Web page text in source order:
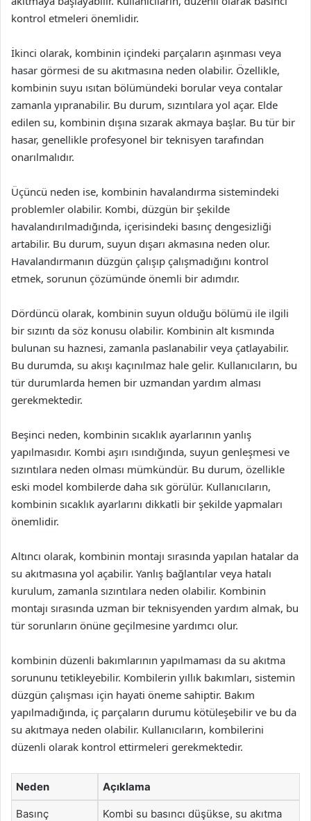
kontrol etmeleri önemlidir.
İkinci olarak, kombinin içindeki parçaların aşınması veya
hasar görmesi de su akıtmasına neden olabilir. Özellikle,
kombinin suyu ısıtan bölümündeki borular veya contalar
zamanla yıpranabilir. Bu durum, sızıntılara yol açar. Elde
edilen su, kombinin dışına sızarak akmaya başlar. Bu tür bir
hasar, genellikle profesyonel bir teknisyen tarafından
onarılmalıdır.
Üçüncü neden ise, kombinin havalandırma sistemindeki
problemler olabilir. Kombi, düzgün bir şekilde
havalandırılmadığında, içerisindeki basınç dengesizliği
artabilir. Bu durum, suyun dışarı akmasına neden olur.
Havalandırmanın düzgün çalışıp çalışmadığını kontrol
etmek, sorunun çözümünde önemli bir adımdır.
Dördüncü olarak, kombinin suyun olduğu bölümü ile ilgili
bir sızıntı da söz konusu olabilir. Kombinin alt kısmında
bulunan su haznesi, zamanla paslanabilir veya çatlayabilir.
Bu durumda, su akışı kaçınılmaz hale gelir. Kullanıcıların, bu
tür durumlarda hemen bir uzmandan yardım alması
gerekmektedir.
Beşinci neden, kombinin sıcaklık ayarlarının yanlış
yapılmasıdır. Kombi aşırı ısındığında, suyun genleşmesi ve
sızıntılara neden olması mümkündür. Bu durum, özellikle
eski model kombilerde daha sık görülür. Kullanıcıların,
kombinin sıcaklık ayarlarını dikkatli bir şekilde yapmaları
önemlidir.
Altıncı olarak, kombinin montajı sırasında yapılan hatalar da
su akıtmasına yol açabilir. Yanlış bağlantılar veya hatalı
kurulum, zamanla sızıntılara neden olabilir. Kombinin
montajı sırasında uzman bir teknisyenden yardım almak, bu
tür sorunların önüne geçilmesine yardımcı olur.
kombinin düzenli bakımlarının yapılmaması da su akıtma
sorununu tetikleyebilir. Kombilerin yıllık bakımları, sistemin
düzgün çalışması için hayati öneme sahiptir. Bakım
yapılmadığında, iç parçaların durumu kötüleşebilir ve bu da
su akıtmaya neden olabilir. Kullanıcıların, kombilerini
düzenli olarak kontrol ettirmeleri gerekmektedir.
Neden Açıklama
Basınç
Kombi su basıncı düşükse, su akıtma